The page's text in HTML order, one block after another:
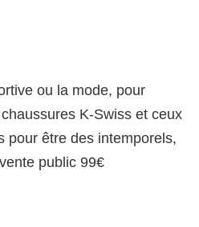
ou la mode, pour
K-Swiss et ceux
pour être des intemporels,
public 99€